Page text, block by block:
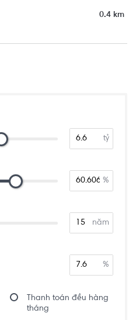
0.4 km
tỷ
%
năm
%
Thanh toán đều hàng
tháng